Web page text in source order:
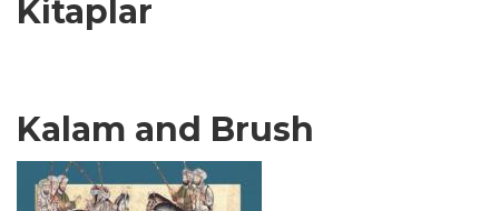
Kitaplar
Kalam and Brush